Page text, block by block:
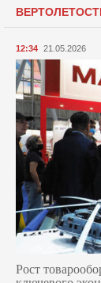
12:34 21.05.2026
Рост